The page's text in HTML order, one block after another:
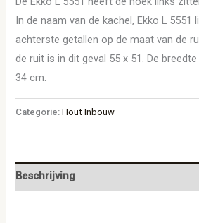
In de naam van de kachel, Ekko L 5551
achterste getallen op de maat van de
de ruit is in dit geval 55 x 51. De
34 cm.
Categorie:Hout Inbouw
Beschrijving